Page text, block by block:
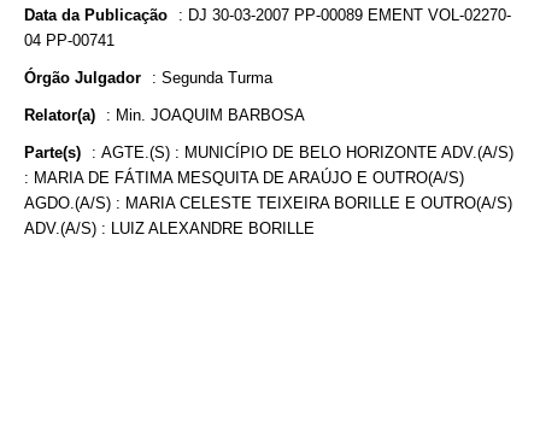
Data da Publicação : DJ 30-03-2007 PP-00089 EMENT VOL-02270-
04 PP-00741
Órgão Julgador : Segunda Turma
Relator(a) : Min. JOAQUIM BARBOSA
Parte(s) : AGTE.(S) : MUNICÍPIO DE BELO HORIZONTE ADV.(A/S)
: MARIA DE FÁTIMA MESQUITA DE ARAÚJO E OUTRO(A/S)
AGDO.(A/S) : MARIA CELESTE TEIXEIRA BORILLE E OUTRO(A/S)
ADV.(A/S) : LUIZ ALEXANDRE BORILLE